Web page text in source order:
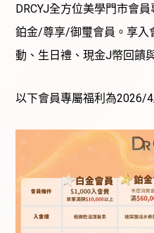
DRCYJ全方位美學門市會
鉑金/尊享/御璽會員。享入
動、生日禮、現金J幣回饋
以下會員專屬福利為2026/